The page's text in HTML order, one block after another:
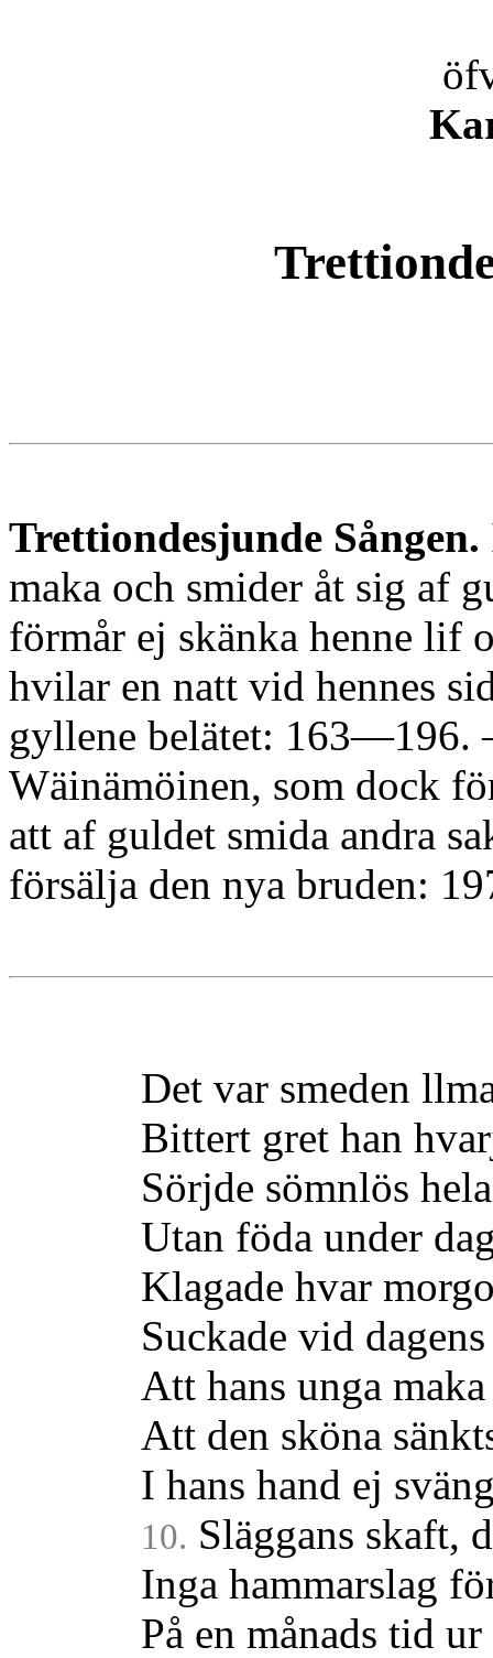
Trettiondesjunde Sången.
maka och smider åt sig af
förmår ej skänka henne
hvilar en natt vid hennes
gyllene belätet:
Wäinämöinen, som dock
att af guldet smida andra
försälja den nya bruden:
Det var smeden
Bittert gret han
Sörjde sömnlös
Utan föda under
Klagade hvar
Suckade vid
Att hans unga
Att den sköna
I hans hand ej
10. Släggans skaft,
Inga hammarslag
På en månads tid